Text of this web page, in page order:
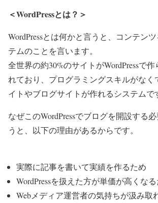
＜WordPressとは？＞
WordPressとは何かと言うと、コンテン
テムのことを言います。
全世界の約30%のサイトがWordPressで
れており、プログラミングスキルがなく
イトやブログサイトが作れるシステムで
なぜこのWordPressでブログを開設する
うと、以下の理由があるからです。
実際に記事を書いて実績を作るため
WordPressを扱えた方が単価が高くな
Webメディア運営者の気持ちが汲み取